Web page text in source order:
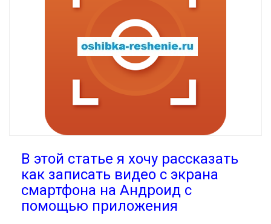
В этой статье я хочу рассказать
как записать видео с экрана
смартфона на Андроид с
помощью приложения